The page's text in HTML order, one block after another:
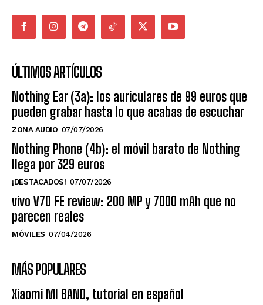
ÚLTIMOS ARTÍCULOS
Nothing Ear (3a): los auriculares de 99 euros que
pueden grabar hasta lo que acabas de escuchar
ZONA AUDIO 07/07/2026
Nothing Phone (4b): el móvil barato de Nothing
llega por 329 euros
¡DESTACADOS! 07/07/2026
vivo V70 FE review: 200 MP y 7000 mAh que no
parecen reales
MÓVILES 07/04/2026
MÁS POPULARES
Xiaomi MI BAND, tutorial en español